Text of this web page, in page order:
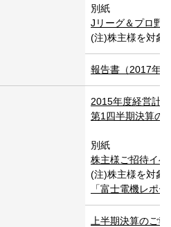
別紙
Jリーグ＆プロ野
(注)株主様を対象
報告書（2017年
2015年度経営計
第1四半期決算の
別紙
株主様ご招待イ
(注)株主様を対象
「富士電機レポ
上半期決算のご